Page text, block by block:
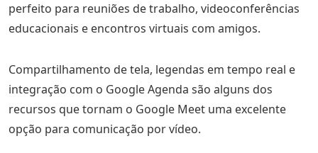
perfeito para reuniões de trabalho, videoconferências
educacionais e encontros virtuais com amigos.
Compartilhamento de tela, legendas em tempo real e
integração com o Google Agenda são alguns dos
recursos que tornam o Google Meet uma excelente
opção para comunicação por vídeo.